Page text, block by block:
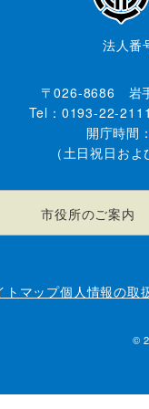
法人番
〒026-8686 岩
Tel：0193-22-
開庁時間
（土日祝日お
市役所のご案内
トマップ個人情報の取
©